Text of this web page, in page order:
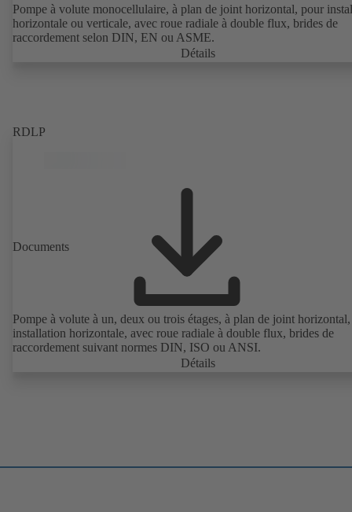
Pompe à volute monocellulaire, à plan de joint horizontal, pour
horizontale ou verticale, avec roue radiale à double flux, brides de
raccordement selon DIN, EN ou ASME.
Détails
RDLP
Documents
Pompe à volute à un, deux ou trois étages, à plan de joint
installation horizontale, avec roue radiale à double flux, brides de
raccordement suivant normes DIN, ISO ou ANSI.
Détails